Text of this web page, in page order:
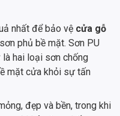
nhất để bảo vệ cửa gỗ
phủ bề mặt. Sơn PU
hai loại sơn chống
mặt cửa khỏi sự tấn
đẹp và bền, trong khi